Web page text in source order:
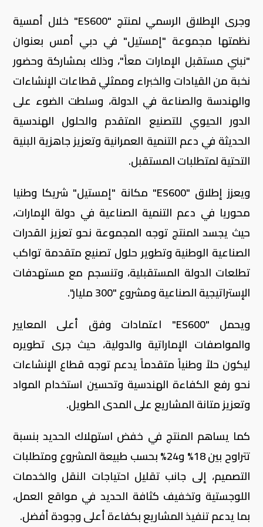
وجرى الإطلاق الرسمي لمنتج "ES600" خلال أمسية
نظمتها مجموعة "إمستيل" في دبي أمس بعنوان
"نبني مستقبل الإمارات معاً"، وذلك بمشاركة وحضور
نخبة من القيادات والخبراء وممثلي قطاعات الإنشاءات
والهندسة والصناعة في الدولة، وسلطت الضوء على
الدور الحيوي للتصنيع المتقدم والحلول الهندسية
الحديثة في دعم التنمية العمرانية وتعزيز جاهزية البنية
التحتية لمتطلبات المستقبل.
ويعزز إطلاق "ES600" مكانة "إمستيل" شريكا وطنيا
محوريا في دعم التنمية الصناعية في دولة الإمارات،
حيث يجسد المنتج توجه المجموعة نحو تعزيز القدرات
الصناعية الوطنية وتطوير حلول تصنيع متقدمة تواكب
تطلعات الدولة المستقبلية، وتنسجم مع مستهدفات
الإستراتيجية الصناعية ومشروع "300 مليار".
ويحمل "ES600" اعتمادات وفق أعلى المعايير
والمواصفات الإماراتية والدولية، حيث جرى تطويره
ليكون حلاً وطنياً متقدماً يدعم توجه قطاع الإنشاءات
نحو رفع الكفاءة الهندسية وتحسين استخدام المواد
وتعزيز متانة المشاريع على المدى الطويل.
كما يساهم المنتج في خفض استهلاك الحديد بنسبة
تتراوح بين 18% و24% بحسب طبيعة المشروع ومتطلبات
التصميم، إلى جانب تقليل احتياجات النقل والخدمات
اللوجستية وتخفيف كثافة الحديد في مواقع العمل،
بما يدعم تنفيذ المشاريع بكفاءة أعلى وجودة أفضل.